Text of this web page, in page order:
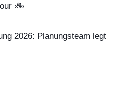
🚲
2026: Planungsteam legt